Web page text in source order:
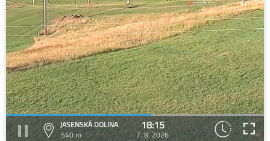
JASENSKÁ DOLINA
540 m
18:15
7. 8. 2026